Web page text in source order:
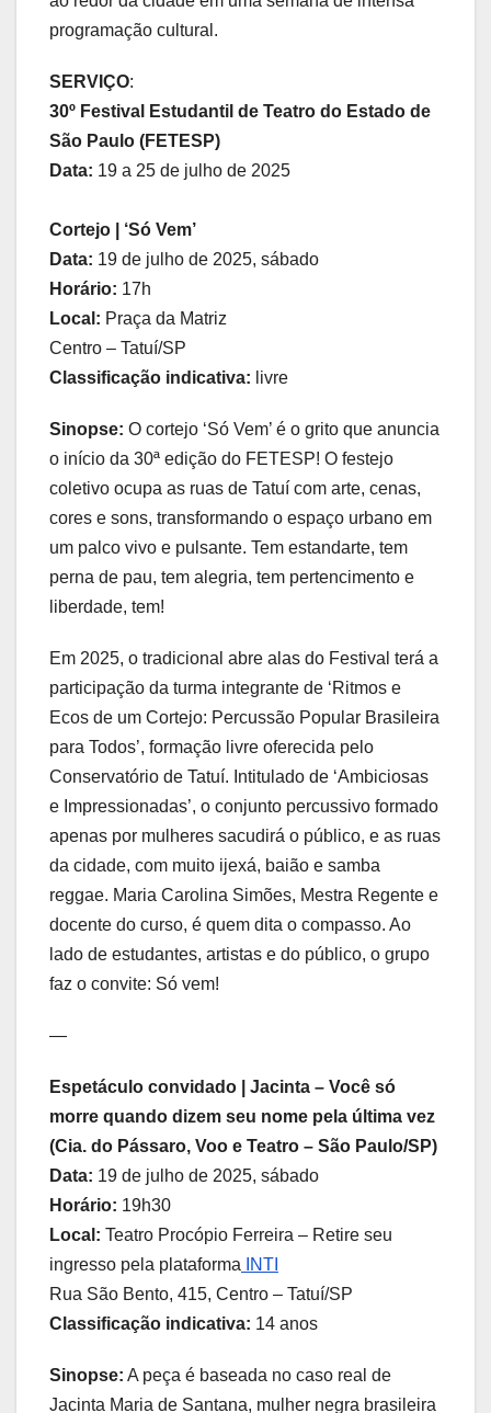
programação cultural.
SERVIÇO:
30º Festival Estudantil de Teatro do Estado de
São Paulo (FETESP)
Data: 19 a 25 de julho de 2025
Cortejo | ‘Só Vem’
Data: 19 de julho de 2025, sábado
Horário: 17h
Local: Praça da Matriz
Centro – Tatuí/SP
Classificação indicativa: livre
Sinopse: O cortejo ‘Só Vem’ é o grito que anuncia
o início da 30ª edição do FETESP! O festejo
coletivo ocupa as ruas de Tatuí com arte, cenas,
cores e sons, transformando o espaço urbano em
um palco vivo e pulsante. Tem estandarte, tem
perna de pau, tem alegria, tem pertencimento e
liberdade, tem!
Em 2025, o tradicional abre alas do Festival terá a
participação da turma integrante de ‘Ritmos e
Ecos de um Cortejo: Percussão Popular Brasileira
para Todos’, formação livre oferecida pelo
Conservatório de Tatuí. Intitulado de ‘Ambiciosas
e Impressionadas’, o conjunto percussivo formado
apenas por mulheres sacudirá o público, e as ruas
da cidade, com muito ijexá, baião e samba
reggae. Maria Carolina Simões, Mestra Regente e
docente do curso, é quem dita o compasso. Ao
lado de estudantes, artistas e do público, o grupo
faz o convite: Só vem!
—
Espetáculo convidado | Jacinta – Você só
morre quando dizem seu nome pela última vez
(Cia. do Pássaro, Voo e Teatro – São Paulo/SP)
Data: 19 de julho de 2025, sábado
Horário: 19h30
Local: Teatro Procópio Ferreira – Retire seu
ingresso pela plataforma INTI
Rua São Bento, 415, Centro – Tatuí/SP
Classificação indicativa: 14 anos
Sinopse: A peça é baseada no caso real de
Jacinta Maria de Santana, mulher negra brasileira